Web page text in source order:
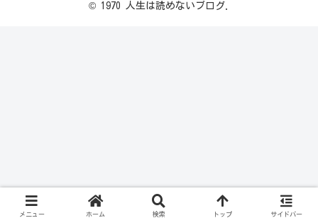
© 1970 人生は読めないブログ.
メニュー ホーム 検索 トップ サイドバー